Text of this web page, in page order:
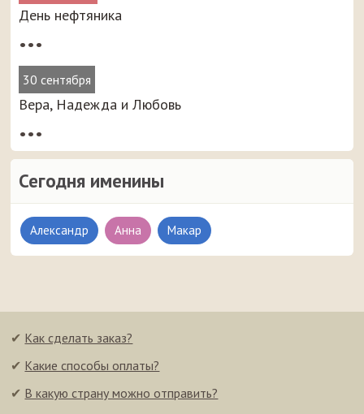
День нефтяника
•••
30 сентября
Вера, Надежда и Любовь
•••
Сегодня именины
Александр Анна Макар
✔ Как сделать заказ?
✔ Какие способы оплаты?
✔ В какую страну можно отправить?